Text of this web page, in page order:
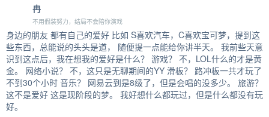
冉
不用假装努力，结局不会陪你演戏
身边的朋友 都有自己的爱好 比如 S喜欢汽车，C喜欢宝可梦，提到这
些东西，总能说的头头是道， 随便提一点能给你讲半天。 我前些天意
识到这点后，我在想我的爱好是什么？ 游戏？ 不，LOL什么的才是黄
金。 网络小说？ 不，这只是无聊期间的YY 滑板？ 路冲板一共才玩了
不到30个小时 音乐？ 网易云到是8级了，但是会唱的没多少。 旅游？
这不是爱好 这是现阶段的梦。 我好想什么都玩过，但是什么都没有玩
好。